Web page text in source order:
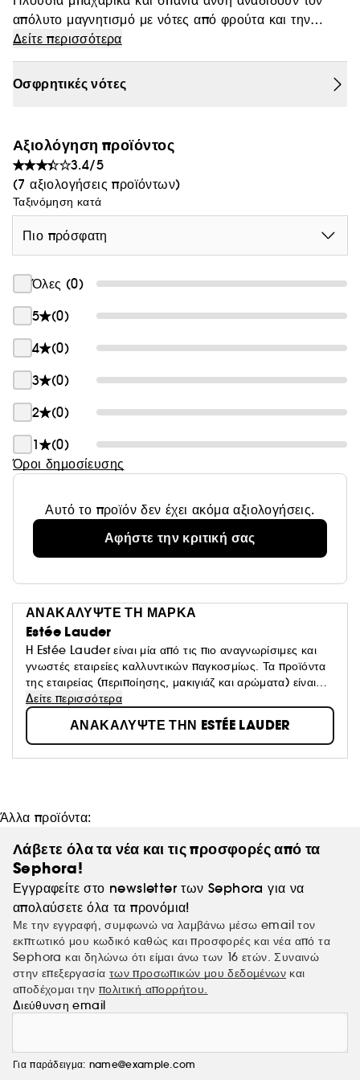
Θαμπάδα
απόλυτο μαγνητισμό με νότες από φρούτα και την
αισθησιακή πολυτέλεια της βανίλιας.
Υψηλές νότες:
Τριαντάφυλλο, μιγκέ, βερίκοκο
Μεσαίες νότες:
Άνθος πορτοκαλιάς, γαρύφαλλο, κάρδαμο
Βασικές νότες:
Σανταλόξυλο, βανίλια, κεχριμπάρι
ΑΡΩΜΑ
Το SpellBound που κυκλοφόρησε το 1991 αποτυπώνει
την έντονη μαγεία του έρωτα. Εμπνευσμένο από την
Ανατολή, αναδίδει πάθος, αισθησιασμό και θηλυκότητα.
«Το SpellBound επαναπροσδιορίζει τον αισθησιασμό
και το ρομαντισμό», δήλωσε η Evelyn Lauder. «Μέσα
στις τόσες δυσκολίες που αντιμετωπίζουμε καθημερινά,
προτεραιότητά μας είναι η αναζήτηση του ρομαντισμού
Το SpellBound ανοίγει τις πόρτες.»
Δείτε περισσότερα
Οσφρητικές νότες
Αξιολόγηση προϊόντος
3.4/5
(7 αξιολογήσεις προϊόντων)
Ταξινόμηση κατά
Πιο πρόσφατη
Όλες (0)
5
(0)
4
(0)
3
(0)
2
(0)
1
(0)
Όροι δημοσίευσης
Αυτό το προϊόν δεν έχει ακόμα αξιολογήσεις.
Αφήστε την κριτική σας
ΑΝΑΚΑΛΥΨΤΕ ΤΗ ΜΑΡΚΑ
Estée Lauder
H Estée Lauder είναι μία από τις πιο αναγνωρίσιμες και
γνωστές εταιρείες καλλυντικών παγκοσμίως. Τα προϊόντα
της εταιρείας (περιποίησης, μακιγιάζ και αρώματα) είναι
καινοτόμα, τεχνολογικά προηγμένα και αποδεδειγμένα
αποτελεσματικά. Για περισσότερα από 60 χρόνια, η
εταιρεία έχει παραμείνει πιστή στο ακλόνητο πιστεύω που
ενέπνευσε την κυρία Estée Lauder να ιδρύσει την εταιρία
το 1946: κάθε γυναίκα μπορεί να είναι όμορφη.
Δείτε περισσότερα
ΑΝΑΚΑΛΥΨΤΕ ΤΗΝ ESTÉE LAUDER
Άλλα προϊόντα:
Λάβετε όλα τα νέα και τις προσφορές από τα
Sephora!
Εγγραφείτε στο newsletter των Sephora για να
απολαύσετε όλα τα προνόμια!
Με την εγγραφή, συμφωνώ να λαμβάνω μέσω email τον
εκπτωτικό μου κωδικό καθώς και προσφορές και νέα από τα
Sephora και δηλώνω ότι είμαι άνω των 16 ετών. Συναινώ
στην επεξεργασία των προσωπικών μου δεδομένων και
αποδέχομαι την πολιτική απορρήτου.
Διεύθυνση email
Για παράδειγμα: name@example.com